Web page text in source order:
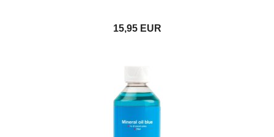
15,95 EUR